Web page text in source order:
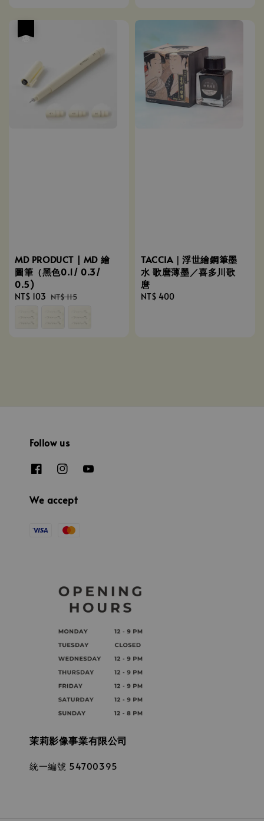
MD PRODUCT | MD 繪
圖筆（黑色0.1/ 0.3/
0.5)
Sale
price
NT$ 103 Regular
price
NT$ 115
TACCIA｜浮世繪鋼筆墨
水 歌麿薄墨／喜多川歌
麿
Regular
NT$ 400
Follow us
We accept
茉莉影像事業有限公司
統一編號 54700395